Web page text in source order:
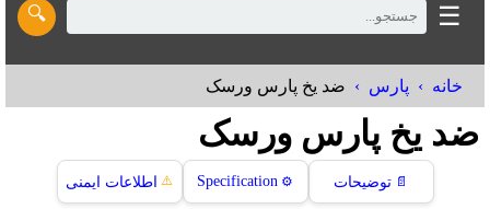
☰
🔍
خانه پارس ضد یخ پارس ورسک
ضد یخ پارس ورسک
📄 توضیحات ⚙️
Specification
⚠️ اطلاعات ایمنی